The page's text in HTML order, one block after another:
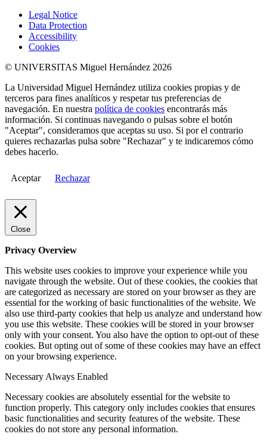
Legal Notice
Data Protection
Accessibility
Cookies
© UNIVERSITAS Miguel Hernández 2026
La Universidad Miguel Hernández utiliza cookies propias y de
terceros para fines analíticos y respetar tus preferencias de
navegación. En nuestra política de cookies encontrarás más
información. Si continuas navegando o pulsas sobre el botón
"Aceptar", consideramos que aceptas su uso. Si por el contrario
quieres rechazarlas pulsa sobre "Rechazar" y te indicaremos cómo
debes hacerlo.
Aceptar Rechazar
Close
Privacy Overview
This website uses cookies to improve your experience while you
navigate through the website. Out of these cookies, the cookies that
are categorized as necessary are stored on your browser as they are
essential for the working of basic functionalities of the website. We
also use third-party cookies that help us analyze and understand how
you use this website. These cookies will be stored in your browser
only with your consent. You also have the option to opt-out of these
cookies. But opting out of some of these cookies may have an effect
on your browsing experience.
Necessary Always Enabled
Necessary cookies are absolutely essential for the website to
function properly. This category only includes cookies that ensures
basic functionalities and security features of the website. These
cookies do not store any personal information.